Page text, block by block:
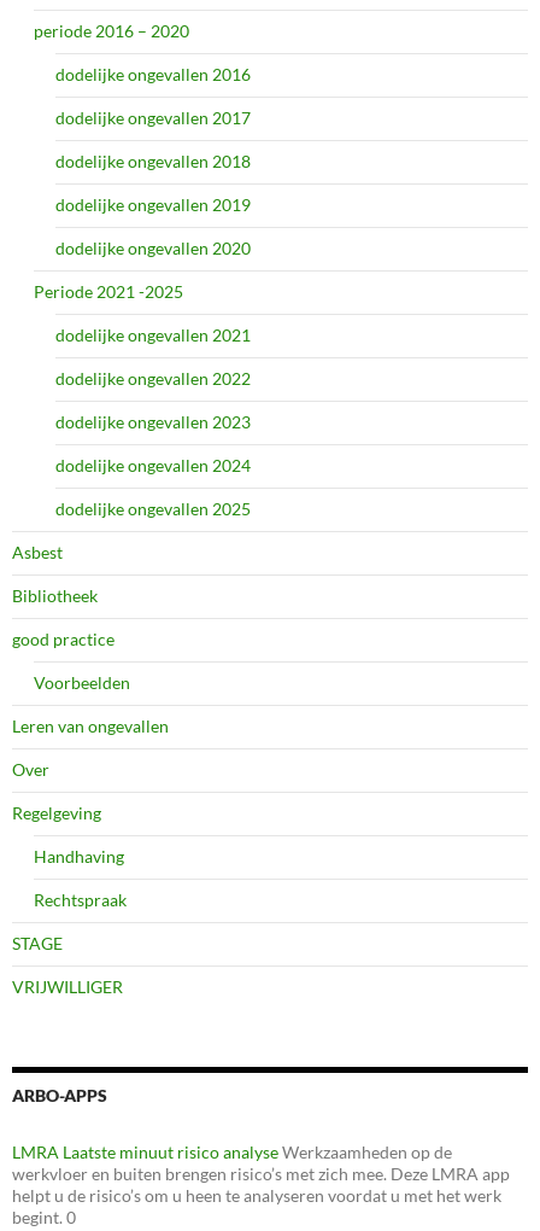
periode 2016 – 2020
dodelijke ongevallen 2016
dodelijke ongevallen 2017
dodelijke ongevallen 2018
dodelijke ongevallen 2019
dodelijke ongevallen 2020
Periode 2021 -2025
dodelijke ongevallen 2021
dodelijke ongevallen 2022
dodelijke ongevallen 2023
dodelijke ongevallen 2024
dodelijke ongevallen 2025
Asbest
Bibliotheek
good practice
Voorbeelden
Leren van ongevallen
Over
Regelgeving
Handhaving
Rechtspraak
STAGE
VRIJWILLIGER
ARBO-APPS
LMRA Laatste minuut risico analyseWerkzaamheden op de
werkvloer en buiten brengen risico’s met zich mee. Deze LMRA app
helpt u de risico’s om u heen te analyseren voordat u met het werk
begint. 0